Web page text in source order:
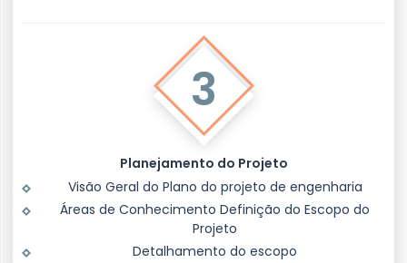
3
Planejamento do Projeto
Visão Geral do Plano do projeto de engenharia
Áreas de Conhecimento Definição do Escopo do
Projeto
Detalhamento do escopo